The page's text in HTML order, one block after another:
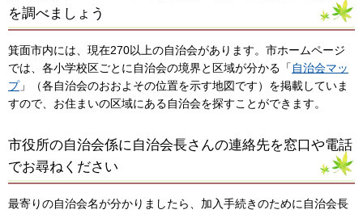
を調べましょう
箕面市内には、現在270以上の自治会があります。市ホームページ
では、各小学校区ごとに自治会の境界と区域が分かる「 自治会マッ
プ」（各自治会のおおよその位置を示す地図です）を掲載していま
すので、お住まいの区域にある自治会を探すことができます。
市役所の自治会係に自治会長さんの連絡先を窓口や電話
でお尋ねください
最寄りの自治会名が分かりましたら、加入手続きのために自治会長